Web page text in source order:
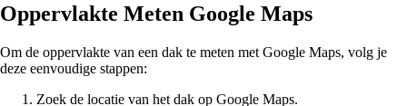
Oppervlakte Meten Google Maps
Om de oppervlakte van een dak te meten met Google Maps, volg je
deze eenvoudige stappen:
Zoek de locatie van het dak op Google Maps.